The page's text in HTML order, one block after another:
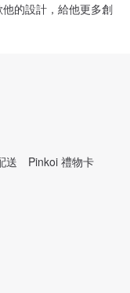
他的設計，給他更多創
送
Pinkoi 禮物卡